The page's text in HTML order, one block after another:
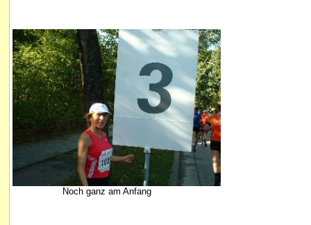
Noch ganz am Anfang